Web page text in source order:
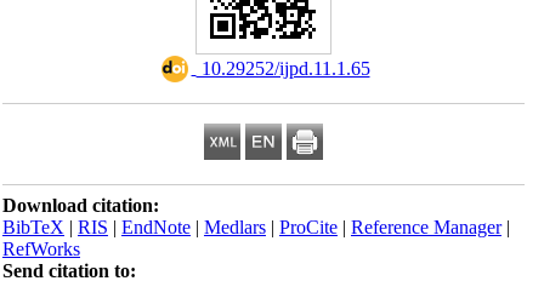
‎ 10.29252/ijpd.11.1.65
Download citation:
BibTeX|RIS|EndNote|Medlars|ProCite|Reference Manager
RefWorks
Send citation to: